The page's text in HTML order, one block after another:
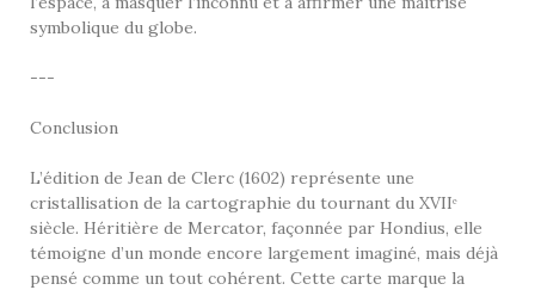
symbolique du globe.
---
Conclusion
L’édition de Jean de Clerc (1602) représente une
cristallisation de la cartographie du tournant du XVIIᵉ
siècle. Héritière de Mercator, façonnée par Hondius, elle
témoigne d’un monde encore largement imaginé, mais déjà
pensé comme un tout cohérent. Cette carte marque la